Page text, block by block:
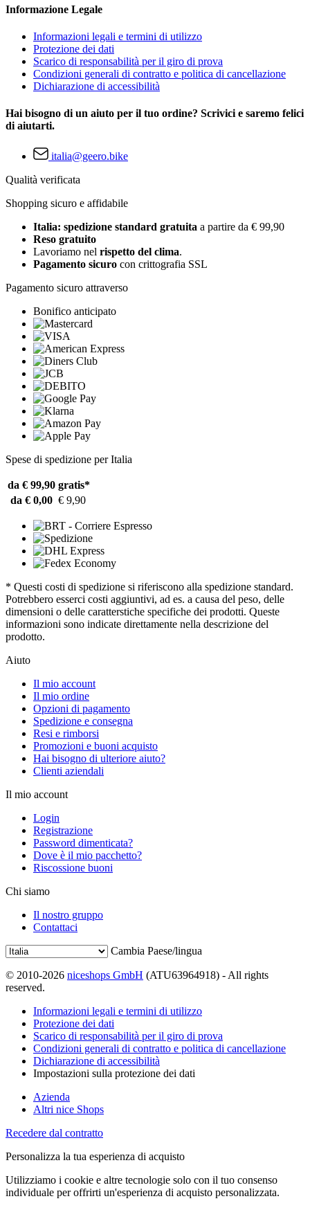
Informazione Legale
Informazioni legali e termini di utilizzo
Protezione dei dati
Scarico di responsabilità per il giro di prova
Condizioni generali di contratto e politica di cancellazione
Dichiarazione di accessibilità
Hai bisogno di un aiuto per il tuo ordine? Scrivici e saremo felici
di aiutarti.
italia@geero.bike
Qualità verificata
Shopping sicuro e affidabile
Italia: spedizione standard gratuita a partire da € 99,90
Reso gratuito
Lavoriamo nel rispetto del clima.
Pagamento sicuro con crittografia SSL
Pagamento sicuro attraverso
Bonifico anticipato
Spese di spedizione per Italia
da € 99,90 gratis*
da € 0,00 € 9,90
* Questi costi di spedizione si riferiscono alla spedizione standard.
Potrebbero esserci costi aggiuntivi, ad es. a causa del peso, delle
dimensioni o delle caratterstiche specifiche dei prodotti. Queste
informazioni sono indicate direttamente nella descrizione del
prodotto.
Aiuto
Il mio account
Il mio ordine
Opzioni di pagamento
Spedizione e consegna
Resi e rimborsi
Promozioni e buoni acquisto
Hai bisogno di ulteriore aiuto?
Clienti aziendali
Il mio account
Login
Registrazione
Password dimenticata?
Dove è il mio pacchetto?
Riscossione buoni
Chi siamo
Il nostro gruppo
Contattaci
Cambia Paese/lingua
© 2010-2026 niceshops GmbH (ATU63964918) - All rights
reserved.
Informazioni legali e termini di utilizzo
Protezione dei dati
Scarico di responsabilità per il giro di prova
Condizioni generali di contratto e politica di cancellazione
Dichiarazione di accessibilità
Impostazioni sulla protezione dei dati
Azienda
Altri nice Shops
Recedere dal contratto
Personalizza la tua esperienza di acquisto
Utilizziamo i cookie e altre tecnologie solo con il tuo consenso
individuale per offrirti un'esperienza di acquisto personalizzata.